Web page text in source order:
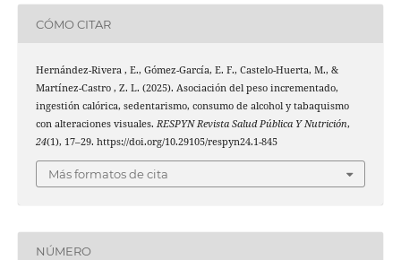
CÓMO CITAR
Hernández-Rivera , E., Gómez-García, E. F., Castelo-Huerta, M., &
Martínez-Castro , Z. L. (2025). Asociación del peso incrementado,
ingestión calórica, sedentarismo, consumo de alcohol y tabaquismo
con alteraciones visuales. RESPYN Revista Salud Pública Y Nutrición,
24(1), 17–29. https://doi.org/10.29105/respyn24.1-845
Más formatos de cita
NÚMERO